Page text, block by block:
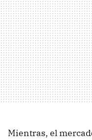
Mientras, el